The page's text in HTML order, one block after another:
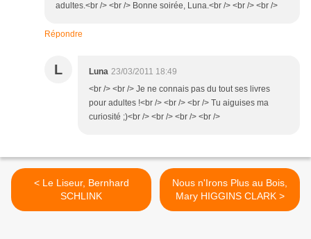
adultes.<br /> <br /> Bonne soirée, Luna.<br /> <br /> <br />
Répondre
L Luna 23/03/2011 18:49
<br /> <br /> Je ne connais pas du tout ses livres
pour adultes !<br /> <br /> <br /> Tu aiguises ma
curiosité ;)<br /> <br /> <br /> <br />
< Le Liseur, Bernhard
SCHLINK
Nous n'Irons Plus au Bois,
Mary HIGGINS CLARK >